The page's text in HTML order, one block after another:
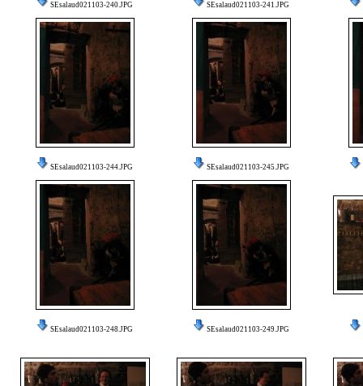
SEsalaud021103-240.JPG SEsalaud021103-241.JPG
SEsalaud021103-244.JPG SEsalaud021103-245.JPG
SEsalaud021103-248.JPG SEsalaud021103-249.JPG